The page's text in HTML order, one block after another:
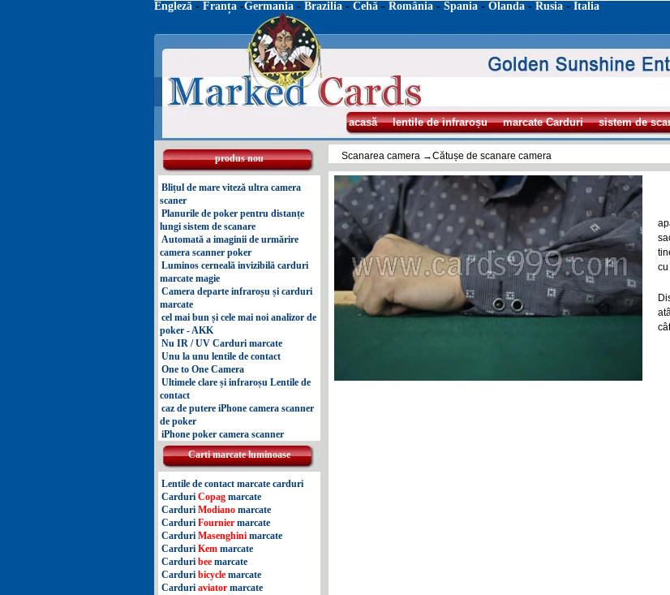
Engleză- Franța-Germania - Brazilia- Cehă - România- Spania - Olanda- Rusia- Italia
acasă lentile de infraroșu marcate Carduri sistem de
produs nou
Blițul de mare viteză ultra camera
scaner
Planurile de poker pentru distanțe
lungi sistem de scanare
Automată a imaginii de urmărire
camera scanner poker
Luminos cerneală invizibilă carduri
marcate magie
Camera departe infraroșu și carduri
marcate
cel mai bun și cele mai noi analizor de
poker - AKK
Nu IR / UV Carduri marcate
Unu la unu lentile de contact
One to One Camera
Ultimele clare și infraroșu Lentile de
contact
caz de putere iPhone camera scanner
de poker
iPhone poker camera scanner
Carti marcate luminoase
Lentile de contact marcate carduri
Carduri Copag marcate
Carduri Modianomarcate
Carduri Fourniermarcate
Carduri Masenghinimarcate
Carduri Kemmarcate
Carduri beemarcate
Carduri bicyclemarcate
Carduri aviatormarcate
Scanarea camera →Cătușe de scanare camera